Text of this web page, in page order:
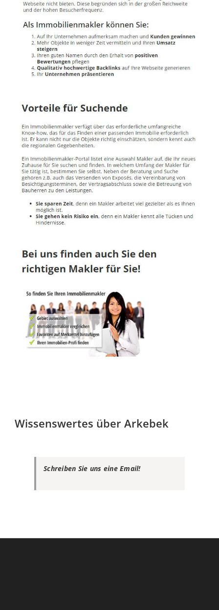
Wissenswertes über Arkebek
Schreiben Sie uns eine Email!